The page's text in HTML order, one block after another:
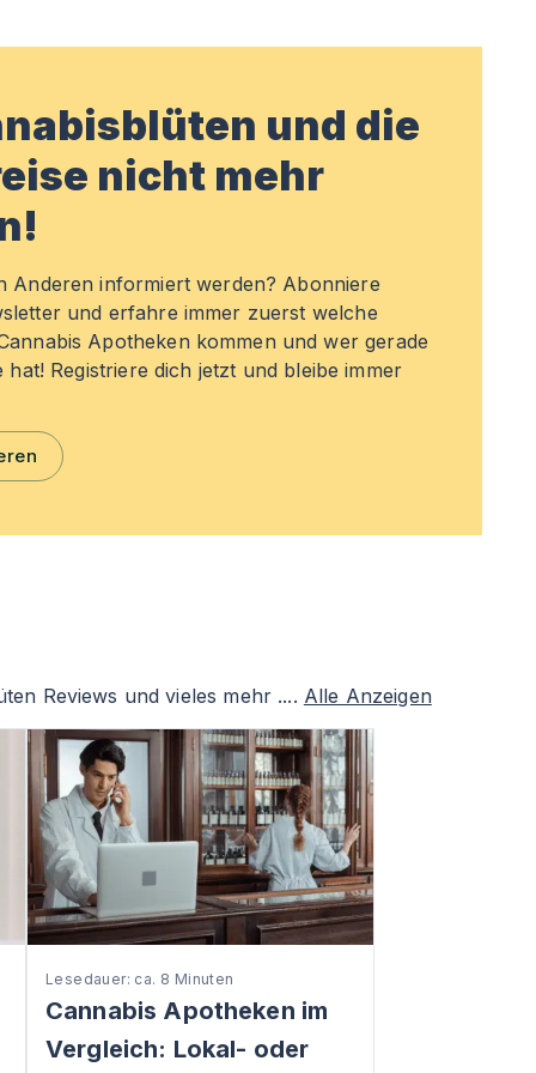
und die
nicht mehr
Anderen informiert werden? Abonniere
und erfahre immer zuerst welche
Apotheken kommen und wer gerade
hat! Registriere dich jetzt und bleibe immer
Reviews und vieles mehr .... Alle Anzeigen
Lesedauer: ca. 8 Minuten
Cannabis Apotheken im
Vergleich: Lokal- oder